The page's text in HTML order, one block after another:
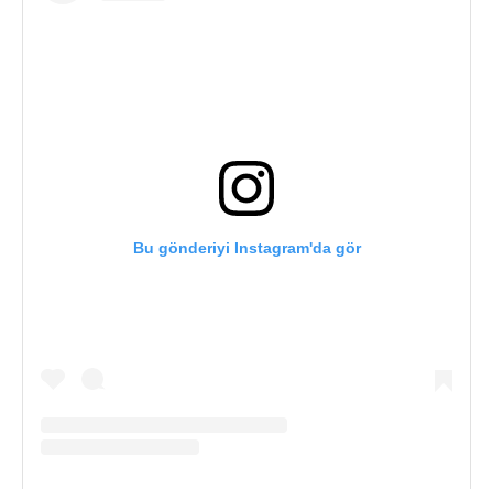
Bu gönderiyi Instagram'da gör